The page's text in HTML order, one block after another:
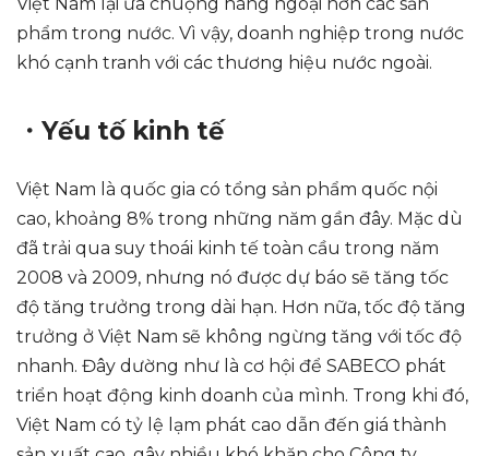
phẩm trong nước. Vì vậy, doanh nghiệp trong nước
khó cạnh tranh với các thương hiệu nước ngoài.
・Yếu tố kinh tế
Việt Nam là quốc gia có tổng sản phẩm quốc nội
cao, khoảng 8% trong những năm gần đây. Mặc dù
đã trải qua suy thoái kinh tế toàn cầu trong năm
2008 và 2009, nhưng nó được dự báo sẽ tăng tốc
độ tăng trưởng trong dài hạn. Hơn nữa, tốc độ tăng
trưởng ở Việt Nam sẽ không ngừng tăng với tốc độ
nhanh. Đây dường như là cơ hội để SABECO phát
triển hoạt động kinh doanh của mình. Trong khi đó,
Việt Nam có tỷ lệ lạm phát cao dẫn đến giá thành